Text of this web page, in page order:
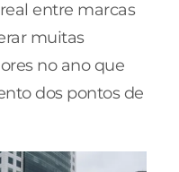
entre marcas
muitas
no ano que
dos pontos de